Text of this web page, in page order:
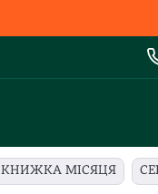
КНИЖКА МІСЯЦЯ